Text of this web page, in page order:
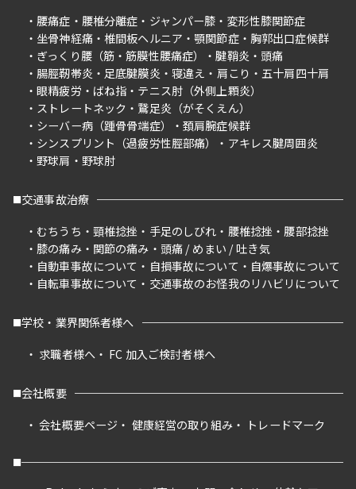
腰痛症
腰椎分離症 ジャンパー膝
変形性膝関節症
坐骨神経痛
椎間板ヘルニア 顎関節症
胸郭出口症候群
ぎっくり腰（筋・筋膜性腰痛症）
腱鞘炎
頭痛
腸脛靭帯炎
足底腱膜炎 寝違え 肩こり
五十肩四十肩
眼精疲労
ばね指
テニス肘（外側上顆炎）
ストレートネック
鵞足炎（がそくえん）
シーバー病（踵骨骨端症）
頚肩腕症候群
シンスプリント（過疲労性脛部痛）
アキレス腱周囲炎
野球肩
野球肘
交通事故治療
むちうち
頸椎捻挫 手足のしびれ 腰椎捻挫
腰部捻挫
膝の痛み
関節の痛み
頭痛 / めまい / 吐き気
自動車事故について
自損事故について
自爆事故について
自転車事故について
交通事故のお怪我のリハビリについて
学校・業界関係者様へ
求職者様へ
FC 加入ご検討者様へ
会社概要
会社概要ページ
健康経営の取り組み トレードマーク